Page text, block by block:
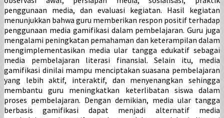
penggunaan media, dan evaluasi kegiatan. Hasil kegiatan
menunjukkan bahwa guru memberikan respon positif terhadap
penggunaan media gamifikasi dalam pembelajaran. Guru juga
mengalami peningkatan pemahaman dan keterampilan dalam
mengimplementasikan media ular tangga edukatif sebagai
media pembelajaran literasi finansial. Selain itu, media
gamifikasi dinilai mampu menciptakan suasana pembelajaran
yang lebih aktif, interaktif, dan menyenangkan sehingga
membantu guru meningkatkan keterlibatan siswa dalam
proses pembelajaran. Dengan demikian, media ular tangga
berbasis gamifikasi dapat menjadi alternatif media